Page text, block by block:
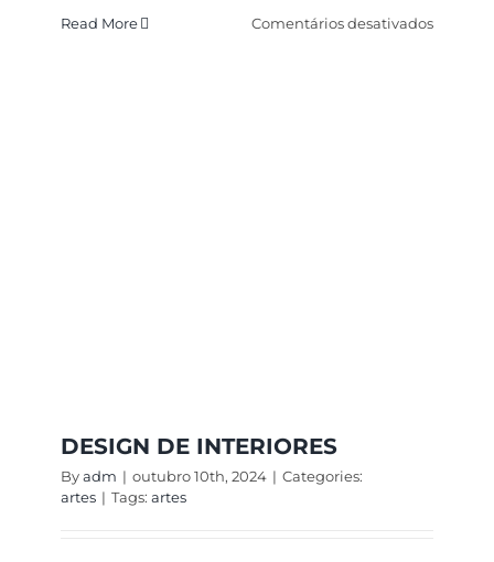
Read More Comentários desativadosem
DESIGN DE INTERIORES
Byadm | outubro 10th, 2024 | Categories:
artes | Tags: artes